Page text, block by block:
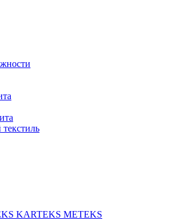
KARTEKS METEKS